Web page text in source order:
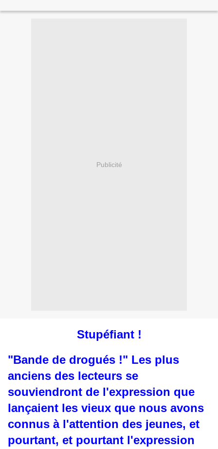
Publicité
Stupéfiant !
"Bande de drogués !" Les plus
anciens des lecteurs se
souviendront de l'expression que
lançaient les vieux que nous avons
connus à l'attention des jeunes, et
pourtant, et pourtant l'expression